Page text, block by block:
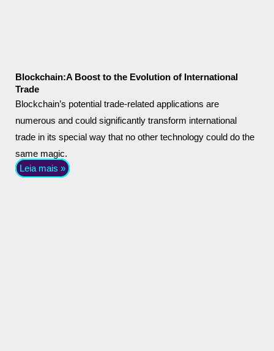
Blockchain:A Boost to the Evolution of International
Trade
Blockchain’s potential trade-related applications are
numerous and could significantly transform international
trade in its special way that no other technology could do the
same magic.
Leia mais »